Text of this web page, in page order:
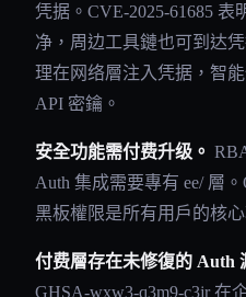
凭据。CVE-2025-61685
净，周边工具鏈也可到达
理在网络層注入凭据，智
API 密鑰。
安全功能需付费升级。
Auth 集成需要專有 ee/ 層
黑板權限是所有用戶的核心
付费層存在未修復的 Auth
GHSA-wxw3-q3m9-c3jr 在